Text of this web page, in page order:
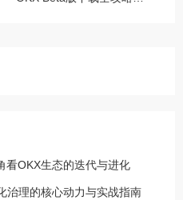
看OKX生态的迭代与进化
治理的核心动力与实战指南